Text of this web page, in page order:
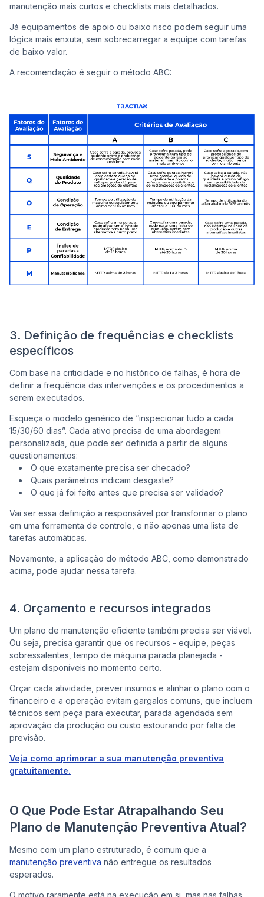
manutenção mais curtos e checklists mais detalhados.
Já equipamentos de apoio ou baixo risco podem seguir uma
lógica mais enxuta, sem sobrecarregar a equipe com tarefas
de baixo valor.
A recomendação é seguir o método ABC:
3. Definição de frequências e checklists
específicos
Com base na criticidade e no histórico de falhas, é hora de
definir a frequência das intervenções e os procedimentos a
serem executados.
Esqueça o modelo genérico de “inspecionar tudo a cada
15/30/60 dias”. Cada ativo precisa de uma abordagem
personalizada, que pode ser definida a partir de alguns
questionamentos:
O que exatamente precisa ser checado?
Quais parâmetros indicam desgaste?
O que já foi feito antes que precisa ser validado?
Vai ser essa definição a responsável por transformar o plano
em uma ferramenta de controle, e não apenas uma lista de
tarefas automáticas.
Novamente, a aplicação do método ABC, como demonstrado
acima, pode ajudar nessa tarefa.
4. Orçamento e recursos integrados
Um plano de manutenção eficiente também precisa ser viável.
Ou seja, precisa garantir que os recursos - equipe, peças
sobressalentes, tempo de máquina parada planejada -
estejam disponíveis no momento certo.
Orçar cada atividade, prever insumos e alinhar o plano com o
financeiro e a operação evitam gargalos comuns, que incluem
técnicos sem peça para executar, parada agendada sem
aprovação da produção ou custo estourando por falta de
previsão.
Veja como aprimorar a sua manutenção preventiva
gratuitamente.
O Que Pode Estar Atrapalhando Seu
Plano de Manutenção Preventiva Atual?
Mesmo com um plano estruturado, é comum que a
manutenção preventiva não entregue os resultados
esperados.
O motivo raramente está na execução em si, mas nas falhas